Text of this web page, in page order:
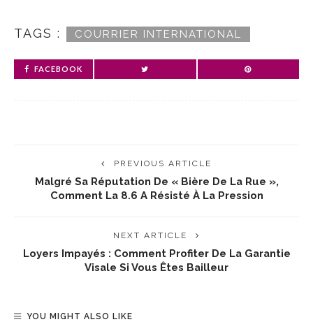
TAGS : COURRIER INTERNATIONAL
FACEBOOK
PREVIOUS ARTICLE
Malgré Sa Réputation De « Bière De La Rue »,
Comment La 8.6 A Résisté À La Pression
NEXT ARTICLE
Loyers Impayés : Comment Profiter De La Garantie
Visale Si Vous Êtes Bailleur
YOU MIGHT ALSO LIKE